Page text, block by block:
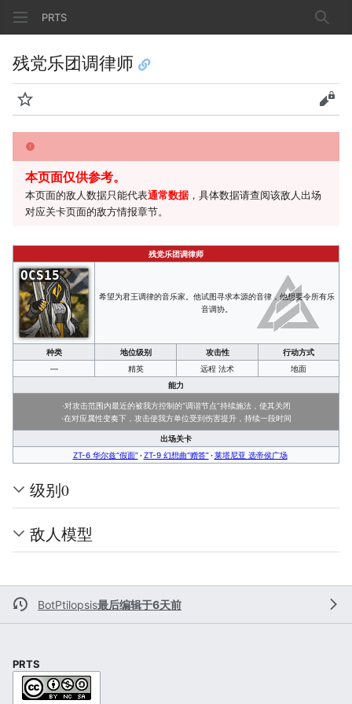
PRTS 搜索
残党乐团调律师
监视 查看
本页面仅供参考。
本页面的敌人数据只能代表通常数据 ，具体数据请查阅该敌人出场
对应关卡页面的敌方情报章节。
残党乐团调律师
OCS15
希望为君王调律的音乐家。他试图寻求本源的音律，他想要令所有乐
音调协。
种类 地位级别 攻击性
行动方式
—
精英 远程 法术
地面
能力
·对攻击范围内最近的被我方控制的“调谐节点”持续施法，使其关闭
·在对应属性变奏下，攻击使我方单位受到伤害提升，持续一段时间
出场关卡
ZT-6 华尔兹“假面”
ZT-9 幻想曲“赠答” 莱塔尼亚 选帝侯广场
级别0
敌人模型
BotPtilopsis最后编辑于6天前
PRTS